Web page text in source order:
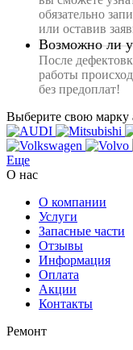
обязательно
или оставив
Возможно ли
После
работы
без предоплат!
Выберите свою марку
Еще
О нас
О компании
Услуги
Запасные части
Отзывы
Информация
Оплата
Акции
Контакты
Ремонт